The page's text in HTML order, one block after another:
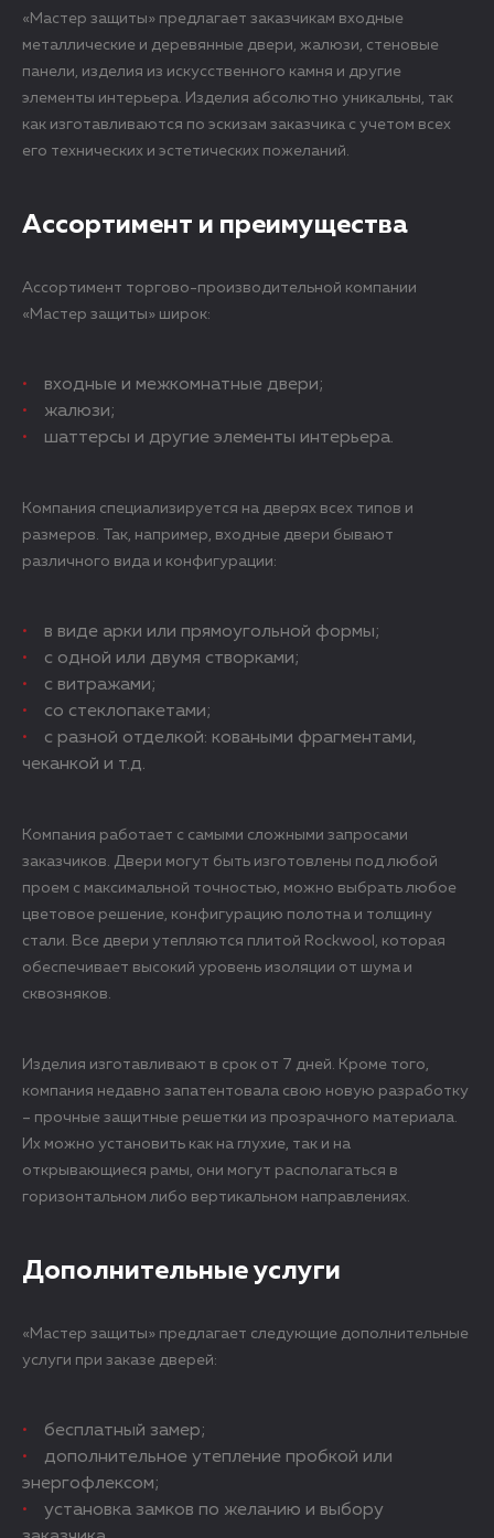
«Мастер защиты» предлагает заказчикам входные
металлические и деревянные двери, жалюзи, стеновые
панели, изделия из искусственного камня и другие
элементы интерьера. Изделия абсолютно уникальны, так
как изготавливаются по эскизам заказчика с учетом всех
его технических и эстетических пожеланий.
Ассортимент и преимущества
Ассортимент торгово-производительной компании
«Мастер защиты» широк:
входные и межкомнатные двери;
жалюзи;
шаттерсы и другие элементы интерьера.
Компания специализируется на дверях всех типов и
размеров. Так, например, входные двери бывают
различного вида и конфигурации:
в виде арки или прямоугольной формы;
с одной или двумя створками;
с витражами;
со стеклопакетами;
с разной отделкой: коваными фрагментами,
чеканкой и т.д.
Компания работает с самыми сложными запросами
заказчиков. Двери могут быть изготовлены под любой
проем с максимальной точностью, можно выбрать любое
цветовое решение, конфигурацию полотна и толщину
стали. Все двери утепляются плитой Rockwool, которая
обеспечивает высокий уровень изоляции от шума и
сквозняков.
Изделия изготавливают в срок от 7 дней. Кроме того,
компания недавно запатентовала свою новую разработку
– прочные защитные решетки из прозрачного материала.
Их можно установить как на глухие, так и на
открывающиеся рамы, они могут располагаться в
горизонтальном либо вертикальном направлениях.
Дополнительные услуги
«Мастер защиты» предлагает следующие дополнительные
услуги при заказе дверей:
бесплатный замер;
дополнительное утепление пробкой или
энергофлексом;
установка замков по желанию и выбору